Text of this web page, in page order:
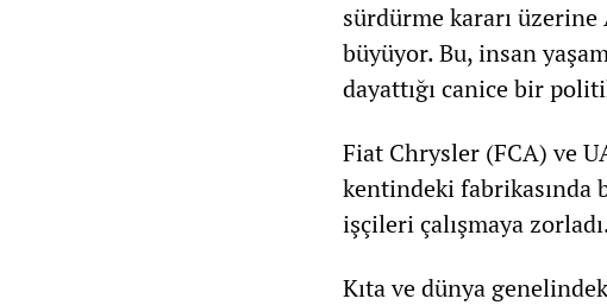
sürdürme kararı
büyüyor. Bu, insan
dayattığı canice bir
Fiat Chrysler (FCA) ve
kentindeki fabrikasında
işçileri çalışmaya
Kıta ve dünya